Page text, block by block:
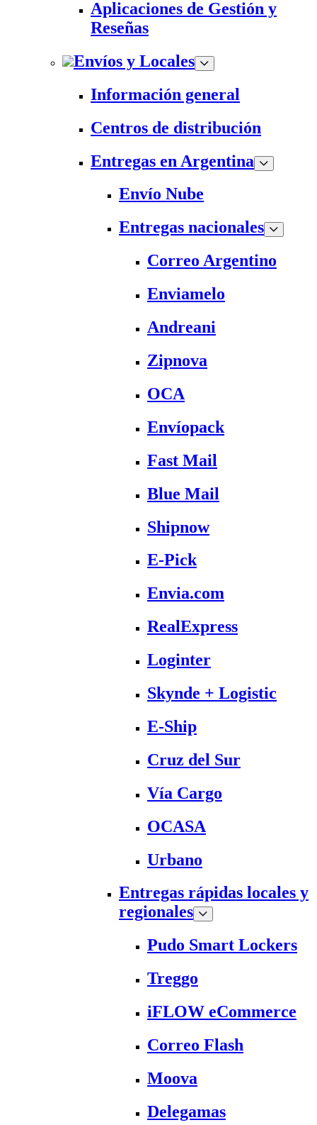
Aplicaciones de Gestión y
Reseñas
Envíos y Locales
Información general
Centros de distribución
Entregas en Argentina
Envío Nube
Entregas nacionales
Correo Argentino
Enviamelo
Andreani
Zipnova
OCA
Envíopack
Fast Mail
Blue Mail
Shipnow
E-Pick
Envia.com
RealExpress
Loginter
Skynde + Logistic
E-Ship
Cruz del Sur
Vía Cargo
OCASA
Urbano
Entregas rápidas locales y
regionales
Pudo Smart Lockers
Treggo
iFLOW eCommerce
Correo Flash
Moova
Delegamas